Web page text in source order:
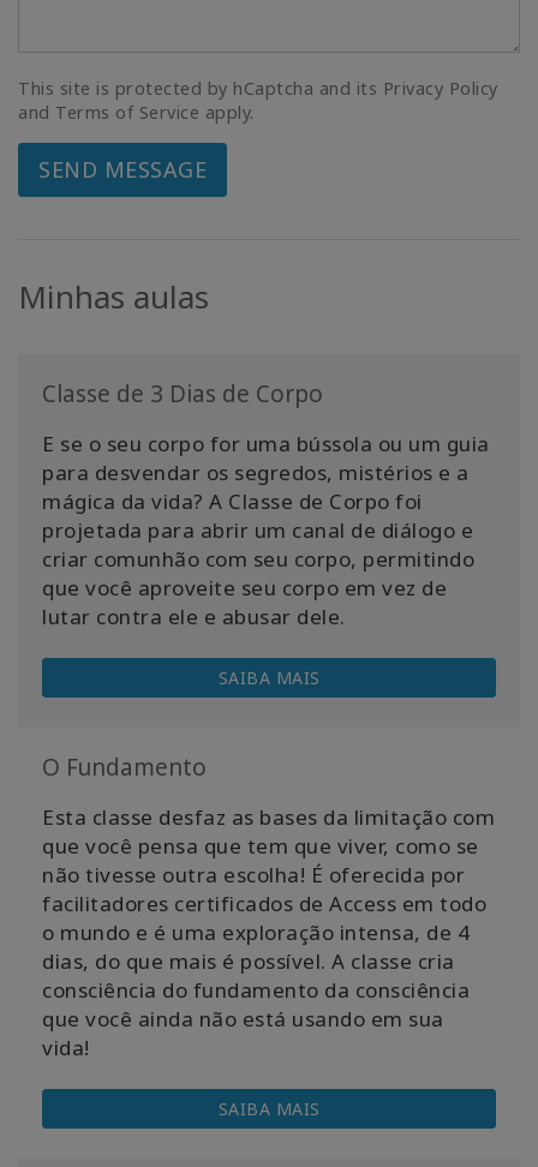
This site is protected by hCaptcha and its Privacy Policy
and Terms of Service apply.
SEND MESSAGE
Minhas aulas
Classe de 3 Dias de Corpo
E se o seu corpo for uma bússola ou um guia
para desvendar os segredos, mistérios e a
mágica da vida? A Classe de Corpo foi
projetada para abrir um canal de diálogo e
criar comunhão com seu corpo, permitindo
que você aproveite seu corpo em vez de
lutar contra ele e abusar dele.
SAIBA MAIS
O Fundamento
Esta classe desfaz as bases da limitação com
que você pensa que tem que viver, como se
não tivesse outra escolha! É oferecida por
facilitadores certificados de Access em todo
o mundo e é uma exploração intensa, de 4
dias, do que mais é possível. A classe cria
consciência do fundamento da consciência
que você ainda não está usando em sua
vida!
SAIBA MAIS